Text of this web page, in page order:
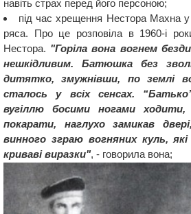
навіть страх перед його персоною;
під час хрещення Нестора Махна
ряса. Про це розповіла в 1960-і
Нестора. "Горіла вона вогнем
нешкідливим. Батюшка без
дитятко, змужнівши, по землі
сталось у всіх сенсах.
вугіллю босими ногами
покарати, наглухо замикав
винного зграю вогняних куль,
криваві виразки", - говорила вона;